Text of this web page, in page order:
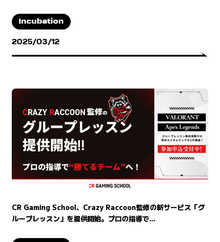
Incubation
2025/03/12
CR Gaming School、Crazy Raccoon監修の新サービス「グ
ループレッスン」を提供開始。プロの指導で...